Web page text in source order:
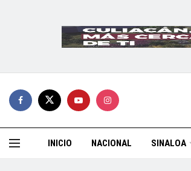
INICIO NACIONAL SINALOA